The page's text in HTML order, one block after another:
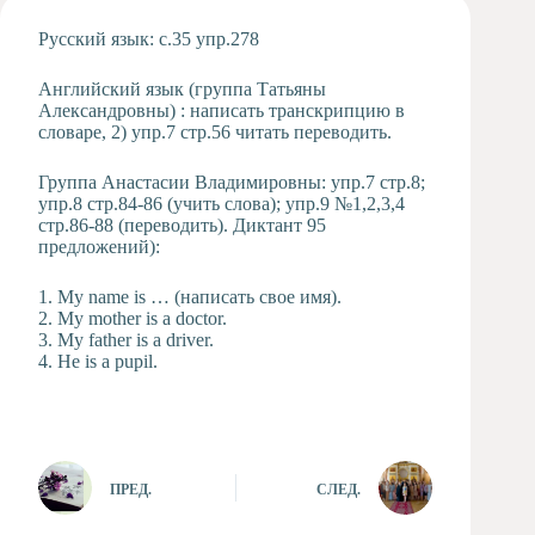
студия
Музыкальное
отделение
Психологическая
Тьюторская
служба
Русский язык: с.35 упр.278
Английский язык (группа Татьяны
Александровны) : написать транскрипцию в
словаре, 2) упр.7 стр.56 читать переводить.
Группа Анастасии Владимировны: упр.7 стр.8;
упр.8 стр.84-86 (учить слова); упр.9 №1,2,3,4
стр.86-88 (переводить). Диктант 95
предложений):
1. My name is … (написать свое имя).
2. My mother is a doctor.
3. My father is a driver.
4. He is a pupil.
ПРЕД. СЛЕД.